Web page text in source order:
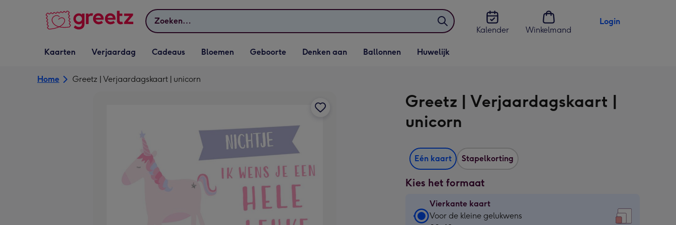
Zoeken
Kalender
Winkelmand
Login
Vervolgkeuzelijst
Kaarten openen
Kaarten
Vervolgkeuzelijst
Verjaardag openen
Verjaardag
Vervolgkeuzelijst
Cadeaus openen
Cadeaus
Vervolgkeuzelijst
Bloemen openen
Bloemen
Vervolgkeuzelijst
Geboorte openen
Geboorte
Vervolgkeuzelijst
Denken aan openen
Denken aan
Vervolgkeuzelijst
Ballonnen openen
Ballonnen
Vervolgkeuzelijst
Huwelijk openen
Huwelijk
Home Greetz | Verjaardagskaart | unicorn
Greetz | Verjaardagskaart |
unicorn
Eén kaart Stapelkorting
Kies het formaat
Vierkante kaart
Vierkante
Voor de kleine gelukwens